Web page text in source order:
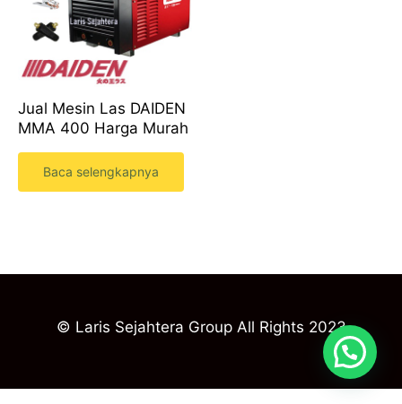
Jual Mesin Las DAIDEN
MMA 400 Harga Murah
Baca selengkapnya
© Laris Sejahtera Group All Rights 2023